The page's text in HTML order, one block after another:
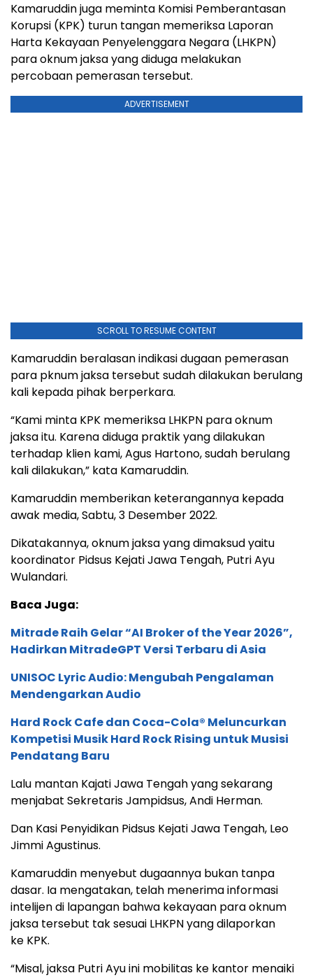
Kamaruddin juga meminta Komisi Pemberantasan
Korupsi (KPK) turun tangan memeriksa Laporan
Harta Kekayaan Penyelenggara Negara (LHKPN)
para oknum jaksa yang diduga melakukan
percobaan pemerasan tersebut.
ADVERTISEMENT
SCROLL TO RESUME CONTENT
Kamaruddin beralasan indikasi dugaan pemerasan
para pknum jaksa tersebut sudah dilakukan berulang
kali kepada pihak berperkara.
“Kami minta KPK memeriksa LHKPN para oknum
jaksa itu. Karena diduga praktik yang dilakukan
terhadap klien kami, Agus Hartono, sudah berulang
kali dilakukan,” kata Kamaruddin.
Kamaruddin memberikan keterangannya kepada
awak media, Sabtu, 3 Desember 2022.
Dikatakannya, oknum jaksa yang dimaksud yaitu
koordinator Pidsus Kejati Jawa Tengah, Putri Ayu
Wulandari.
Baca Juga:
Mitrade Raih Gelar “AI Broker of the Year 2026”,
Hadirkan MitradeGPT Versi Terbaru di Asia
UNISOC Lyric Audio: Mengubah Pengalaman
Mendengarkan Audio
Hard Rock Cafe dan Coca-Cola® Meluncurkan
Kompetisi Musik Hard Rock Rising untuk Musisi
Pendatang Baru
Lalu mantan Kajati Jawa Tengah yang sekarang
menjabat Sekretaris Jampidsus, Andi Herman.
Dan Kasi Penyidikan Pidsus Kejati Jawa Tengah, Leo
Jimmi Agustinus.
Kamaruddin menyebut dugaannya bukan tanpa
dasar. Ia mengatakan, telah menerima informasi
intelijen di lapangan bahwa kekayaan para oknum
jaksa tersebut tak sesuai LHKPN yang dilaporkan
ke KPK.
“Misal, jaksa Putri Ayu ini mobilitas ke kantor menaiki